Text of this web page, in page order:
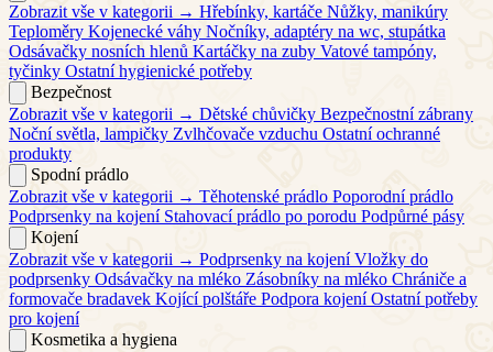
Zobrazit vše v kategorii → Hřebínky, kartáče Nůžky, manikúry
Teploměry Kojenecké váhy Nočníky, adaptéry na wc, stupátka
Odsávačky nosních hlenů Kartáčky na zuby Vatové tampóny,
tyčinky Ostatní hygienické potřeby
Bezpečnost
Zobrazit vše v kategorii → Dětské chůvičky Bezpečnostní zábrany
Noční světla, lampičky Zvlhčovače vzduchu Ostatní ochranné
produkty
Spodní prádlo
Zobrazit vše v kategorii → Těhotenské prádlo Poporodní prádlo
Podprsenky na kojení Stahovací prádlo po porodu Podpůrné pásy
Kojení
Zobrazit vše v kategorii → Podprsenky na kojení Vložky do
podprsenky Odsávačky na mléko Zásobníky na mléko Chrániče a
formovače bradavek Kojící polštáře Podpora kojení Ostatní potřeby
pro kojení
Kosmetika a hygiena